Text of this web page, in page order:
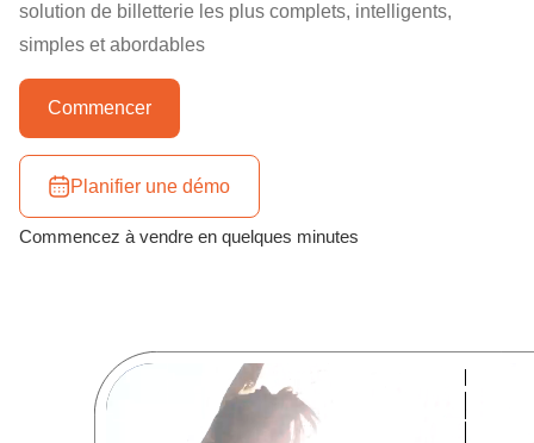
solution de billetterie les plus complets, intelligents,
simples et abordables
Commencer
Planifier une démo
Commencez à vendre en quelques minutes